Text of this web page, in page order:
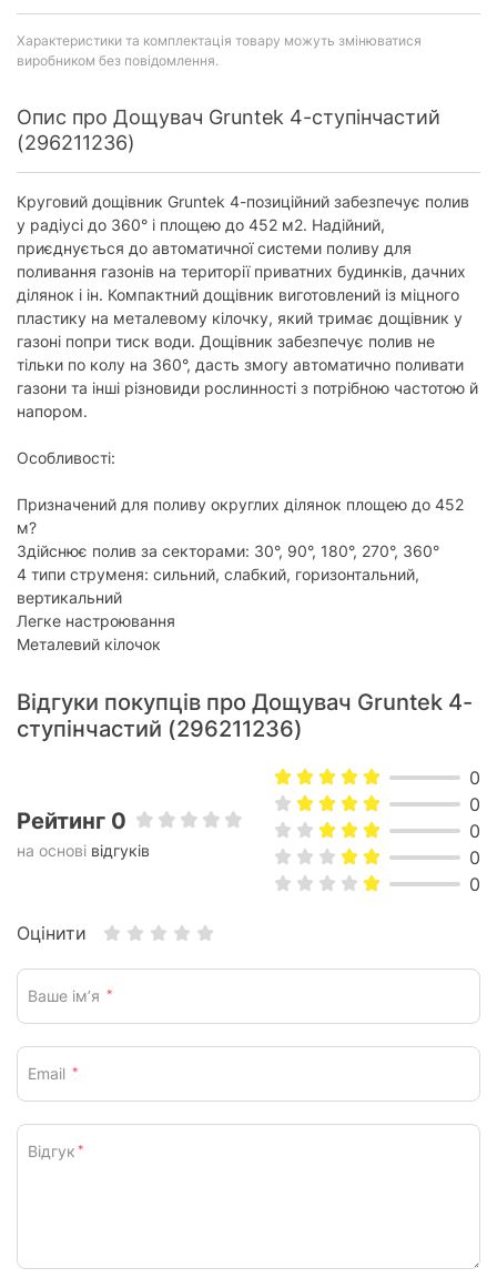
Характеристики та комплектація товару можуть змінюватися
виробником без повідомлення.
Опис про Дощувач Gruntek 4-ступінчастий
(296211236)
Круговий дощівник Gruntek 4-позиційний забезпечує полив
у радіусі до 360° і площею до 452 м2. Надійний,
приєднується до автоматичної системи поливу для
поливання газонів на території приватних будинків, дачних
ділянок і ін. Компактний дощівник виготовлений із міцного
пластику на металевому кілочку, який тримає дощівник у
газоні попри тиск води. Дощівник забезпечує полив не
тільки по колу на 360°, дасть змогу автоматично поливати
газони та інші різновиди рослинності з потрібною частотою й
напором.
Особливості:
Призначений для поливу округлих ділянок площею до 452
м?
Здійснює полив за секторами: 30°, 90°, 180°, 270°, 360°
4 типи струменя: сильний, слабкий, горизонтальний,
вертикальний
Легке настроювання
Металевий кілочок
Відгуки покупців про Дощувач Gruntek 4-
ступінчастий (296211236)
Рейтинг 0
на основі відгуків
0
0
0
0
0
Оцінити
Ваше ім’я *
Email *
Відгук *